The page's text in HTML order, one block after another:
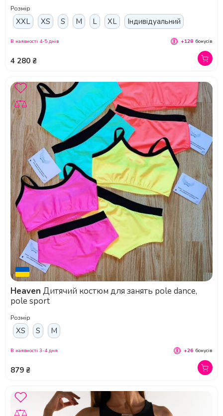
Розмір
XXL XS S M L XL Індивідуальний
4 280 ₴
В наявності 4-5 днів +128 бонусів
Heaven
pole sport
Розмір
XS S M
879 ₴
В наявності 3-4 дня +26 бонусів